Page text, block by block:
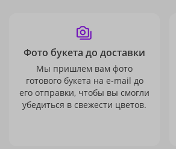
Фото букета до доставки
Мы пришлем вам фото
готового букета на e-mail до
его отправки, чтобы вы смогли
убедиться в свежести цветов.